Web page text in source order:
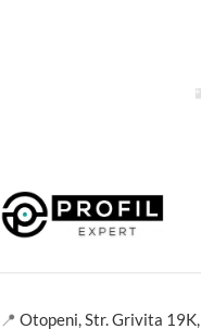
📍 Otopeni, Str. Grivita